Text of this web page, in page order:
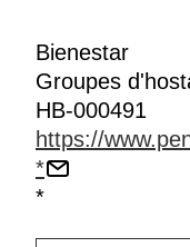
Bienestar
Groupes
HB-000491
https://
*
*